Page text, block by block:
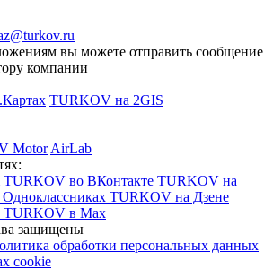
вы можете отправить сообщение
компании
TURKOV на 2GIS
Motor AirLab
TURKOV во ВКонтакте TURKOV на
TURKOV на Дзене
TURKOV в Max
защищены
обработки персональных данных
cookie